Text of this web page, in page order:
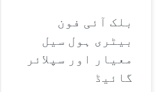
بلک آئی فون
بیٹری ہول سیل
معیار اور سپلائر
گائیڈ